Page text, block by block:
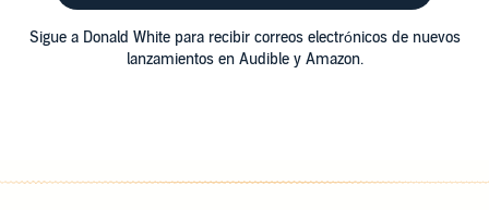
Sigue a Donald White para recibir correos electrónicos de nuevos
lanzamientos en Audible y Amazon.